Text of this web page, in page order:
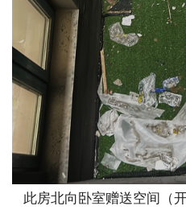
此房北向卧室赠送空间（